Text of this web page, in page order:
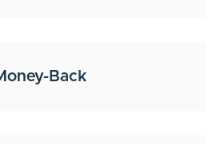
Back